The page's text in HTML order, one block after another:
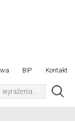
BIP Kontakt